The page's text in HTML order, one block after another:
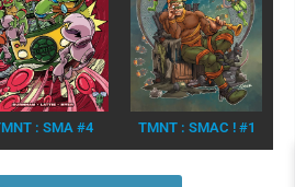
: SMA #4 TMNT : SMAC ! #1